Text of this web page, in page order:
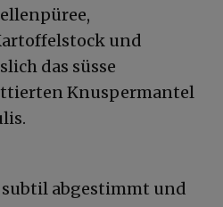
und
das süsse
Knuspermantel
abgestimmt und